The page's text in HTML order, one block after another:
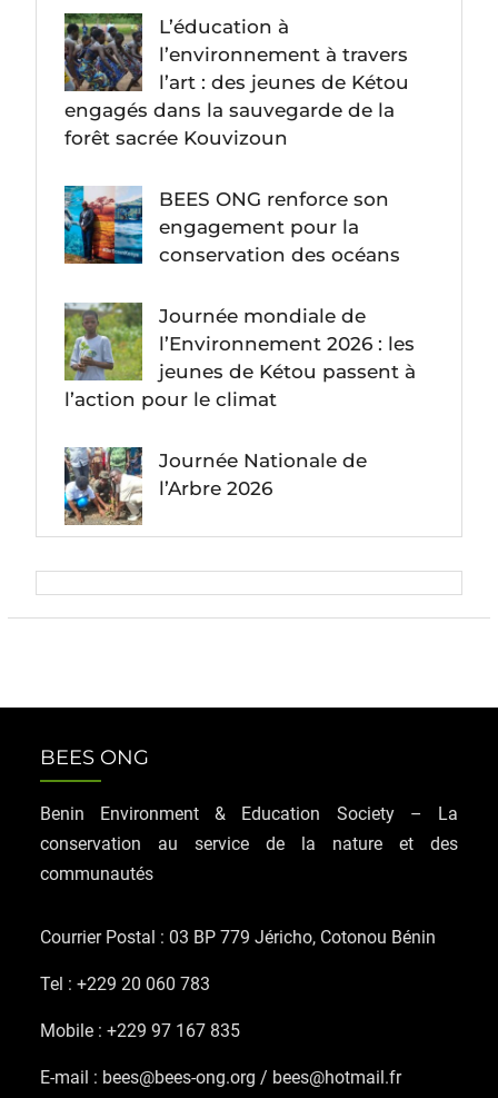
L’éducation à
l’environnement à travers
l’art : des jeunes de Kétou
engagés dans la sauvegarde de la
forêt sacrée Kouvizoun
BEES ONG renforce son
engagement pour la
conservation des océans
Journée mondiale de
l’Environnement 2026 : les
jeunes de Kétou passent à
l’action pour le climat
Journée Nationale de
l’Arbre 2026
BEES ONG
Benin Environment & Education Society – La
conservation au service de la nature et des
communautés
Courrier Postal : 03 BP 779 Jéricho, Cotonou Bénin
Tel : +229 20 060 783
Mobile : +229 97 167 835
E-mail : bees@bees-ong.org / bees@hotmail.fr